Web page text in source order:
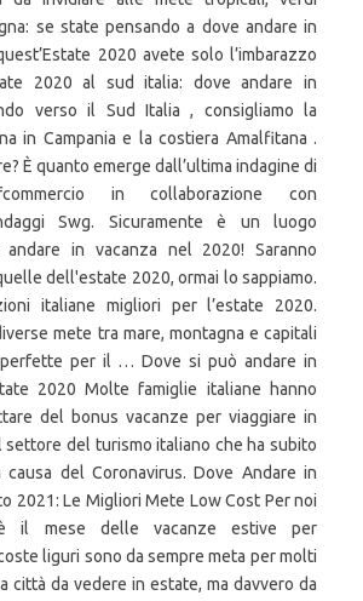
se state pensando a dove andare in
2020 avete solo l’imbarazzo
2020 al sud italia: dove andare in
verso il Sud Italia , consigliamo la
in Campania e la costiera Amalfitana .
È quanto emerge dall’ultima indagine di
in collaborazione con
Swg. Sicuramente è un luogo
andare in vacanza nel 2020! Saranno
dell'estate 2020, ormai lo sappiamo.
italiane migliori per l’estate 2020.
mete tra mare, montagna e capitali
per il … Dove si può andare in
2020 Molte famiglie italiane hanno
del bonus vacanze per viaggiare in
settore del turismo italiano che ha subito
del Coronavirus. Dove Andare in
2021: Le Migliori Mete Low Cost Per noi
il mese delle vacanze estive per
liguri sono da sempre meta per molti
città da vedere in estate, ma davvero da